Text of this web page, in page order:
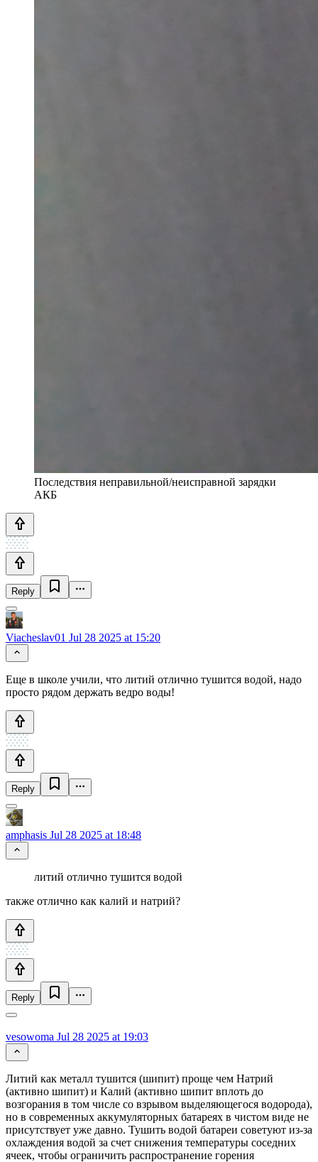
Последствия неправильной/неисправной зарядки
АКБ
Reply
Viacheslav01 Jul 28 2025 at 15:20
Еще в школе учили, что литий отлично тушится водой, надо
просто рядом держать ведро воды!
Reply
amphasis Jul 28 2025 at 18:48
литий отлично тушится водой
также отлично как калий и натрий?
Reply
vesowoma Jul 28 2025 at 19:03
Литий как металл тушится (шипит) проще чем Натрий
(активно шипит) и Калий (активно шипит вплоть до
возгорания в том числе со взрывом выделяющегося водорода),
но в современных аккумуляторных батареях в чистом виде не
присутствует уже давно. Тушить водой батареи советуют из-за
охлаждения водой за счет снижения температуры соседних
ячеек, чтобы ограничить распространение горения